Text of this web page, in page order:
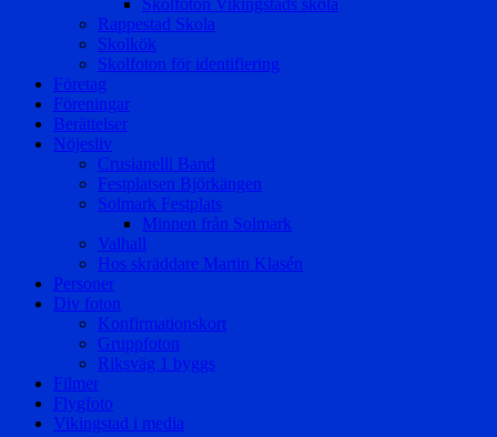
Skolfoton Vikingstads skola
Rappestad Skola
Skolkök
Skolfoton för identifiering
Företag
Föreningar
Berättelser
Nöjesliv
Crusianelli Band
Festplatsen Björkängen
Solmark Festplats
Minnen från Solmark
Valhall
Hos skräddare Martin Klasén
Personer
Div foton
Konfirmationskort
Gruppfoton
Riksväg 1 byggs
Filmer
Flygfoto
Vikingstad i media